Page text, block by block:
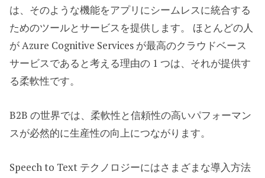
は、そのような機能をアプリにシームレスに統合する
ためのツールとサービスを提供します。 ほとんどの人
が Azure Cognitive Services が最高のクラウドベース
サービスであると考える理由の 1 つは、それが提供す
る柔軟性です。
B2B の世界では、柔軟性と信頼性の高いパフォーマン
スが必然的に生産性の向上につながります。
Speech to Text テクノロジーにはさまざまな導入方法